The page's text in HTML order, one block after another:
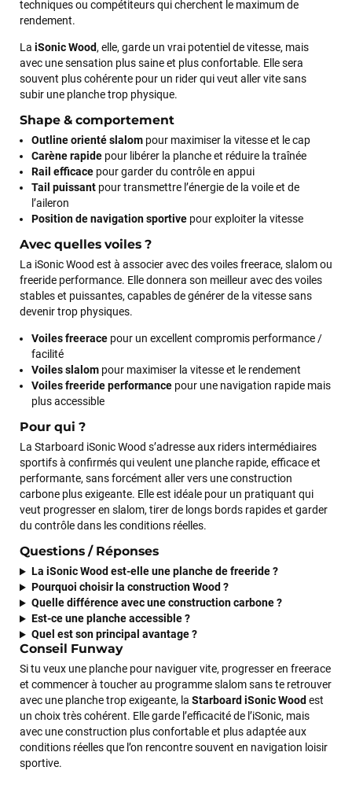
techniques ou compétiteurs qui cherchent le maximum de
rendement.
La iSonic Wood, elle, garde un vrai potentiel de vitesse, mais
avec une sensation plus saine et plus confortable. Elle sera
souvent plus cohérente pour un rider qui veut aller vite sans
subir une planche trop physique.
Shape & comportement
Outline orienté slalom pour maximiser la vitesse et le cap
Carène rapide pour libérer la planche et réduire la traînée
Rail efficace pour garder du contrôle en appui
Tail puissant pour transmettre l’énergie de la voile et de
l’aileron
Position de navigation sportive pour exploiter la vitesse
Avec quelles voiles ?
La iSonic Wood est à associer avec des voiles freerace, slalom ou
freeride performance. Elle donnera son meilleur avec des voiles
stables et puissantes, capables de générer de la vitesse sans
devenir trop physiques.
Voiles freerace pour un excellent compromis performance /
facilité
Voiles slalom pour maximiser la vitesse et le rendement
Voiles freeride performance pour une navigation rapide mais
plus accessible
Pour qui ?
La Starboard iSonic Wood s’adresse aux riders intermédiaires
sportifs à confirmés qui veulent une planche rapide, efficace et
performante, sans forcément aller vers une construction
carbone plus exigeante. Elle est idéale pour un pratiquant qui
veut progresser en slalom, tirer de longs bords rapides et garder
du contrôle dans les conditions réelles.
Questions / Réponses
La iSonic Wood est-elle une planche de freeride ?
Pourquoi choisir la construction Wood ?
Quelle différence avec une construction carbone ?
Est-ce une planche accessible ?
Quel est son principal avantage ?
Conseil Funway
Si tu veux une planche pour naviguer vite, progresser en freerace
et commencer à toucher au programme slalom sans te retrouver
avec une planche trop exigeante, la Starboard iSonic Wood est
un choix très cohérent. Elle garde l’efficacité de l’iSonic, mais
avec une construction plus confortable et plus adaptée aux
conditions réelles que l’on rencontre souvent en navigation loisir
sportive.
il y a un mois
J’ai commandé un pack via leur site internet. À peine la
commande validée, le magasin m’a appelé pour confirmer
avec moi les caractéristiques des équipements, me conseiller
sur le matériel à choisir, et m’a même offert du matériel en
plus. Niveau réactivité, c’est au top : la commande est partie
le lendemain, et j’ai bien reçu tout le matériel dans un colis
propre et soigné. Plus qu’à tester ça sur l’eau ! Je
recommande vivement ce magasin pour son
professionnalisme et sa réactivité.
Sébastien BACHELIER
Cela faisait 6 mois que je galérais à remplacer ma board eux
m'ont trouvé une pépite à laquelle je n'aurais jamais pensé !
Excellent conseil excellent prix et en plus super sympas. Merci
Maronui RICHMOND
il y a 3 mois
J'ai acheté une voile d'occasion depuis Tahiti. Super service.
Mauruuru roa.
VOIR TOUS LES AVIS
LAISSER UN AVIS